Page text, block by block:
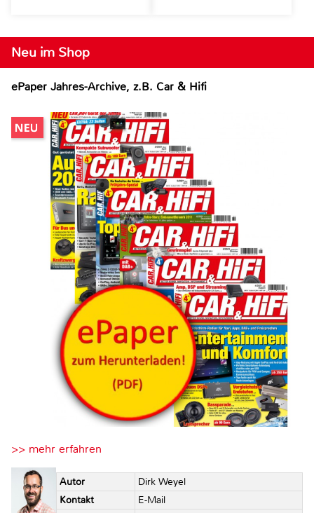
Neu im Shop
ePaper Jahres-Archive, z.B. Car & Hifi
>> mehr erfahren
Autor
Dirk Weyel
Kontakt
E-Mail